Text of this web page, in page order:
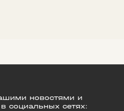
новостями и
социальных сетях: